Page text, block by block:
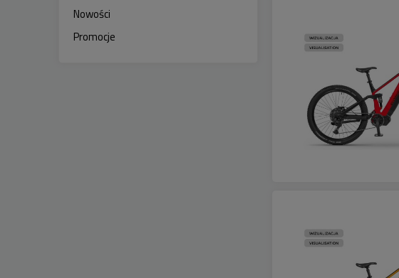
Nowości
Promocje